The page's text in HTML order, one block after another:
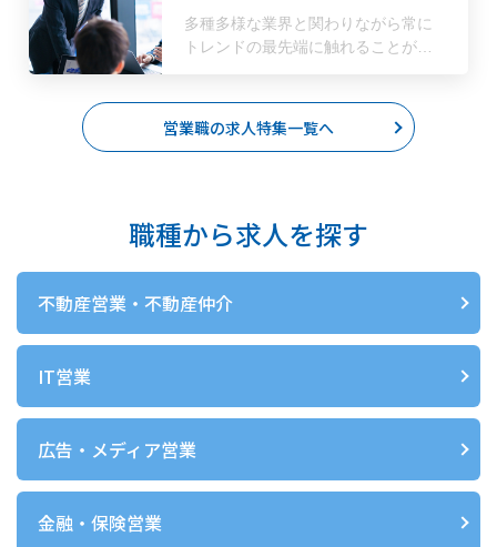
多種多様な業界と関わりながら常に
トレンドの最先端に触れることがで
営業職の求人特集一覧へ
職種から求人を探す
不動産営業・不動産仲介
IT営業
広告・メディア営業
金融・保険営業